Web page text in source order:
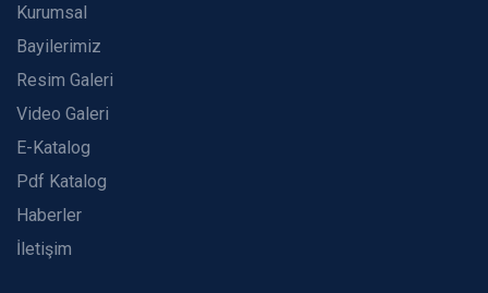
Kurumsal
Bayilerimiz
Resim Galeri
Video Galeri
E-Katalog
Pdf Katalog
Haberler
İletişim